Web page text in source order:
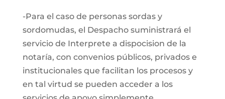
-Para el caso de personas sordas y
sordomudas, el Despacho suministrará el
servicio de Interprete a dispocision de la
notaría, con convenios públicos, privados e
institucionales que facilitan los procesos y
en tal virtud se pueden acceder a los